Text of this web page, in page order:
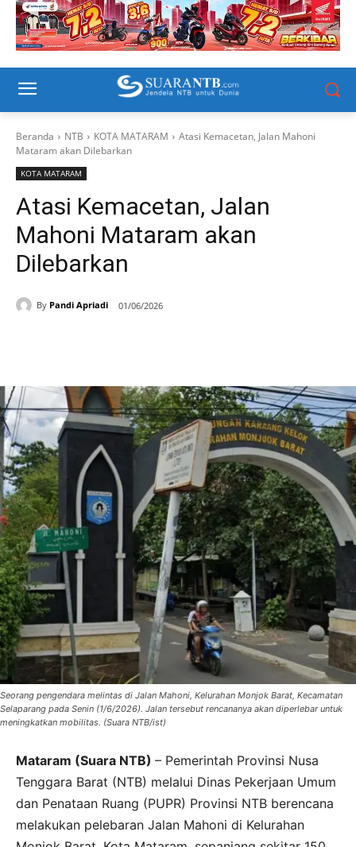
Beranda NTB KOTA MATARAM
Atasi Kemacetan, Jalan Mahoni
Mataram akan Dilebarkan
KOTA MATARAM
Atasi Kemacetan, Jalan
Mahoni Mataram akan
Dilebarkan
By Pandi Apriadi 01/06/2026
Seorang pengendara melintas di Jalan Mahoni, Kelurahan Monjok Barat, Kecamatan
Selaparang pada Senin (1/6/2026). Jalan tersebut rencananya akan diperlebar untuk
meningkatkan mobilitas. (Suara NTB/ist)
Mataram (Suara NTB) – Pemerintah Provinsi Nusa
Tenggara Barat (NTB) melalui Dinas Pekerjaan Umum
dan Penataan Ruang (PUPR) Provinsi NTB berencana
melakukan pelebaran Jalan Mahoni di Kelurahan